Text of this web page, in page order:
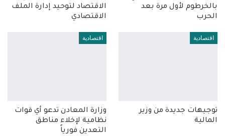
بالخرطوم لأول مرة بعد
الحرب
الاقتصاد لتوحيد إدارة الملف
الاقتصادي
اقتصادية
توجيهات جديدة من وزير
المالية
اقتصادية
وزارة المعادن تدعو أي قوات
نظامية لإخلاء مناطق
التعدين فورياً